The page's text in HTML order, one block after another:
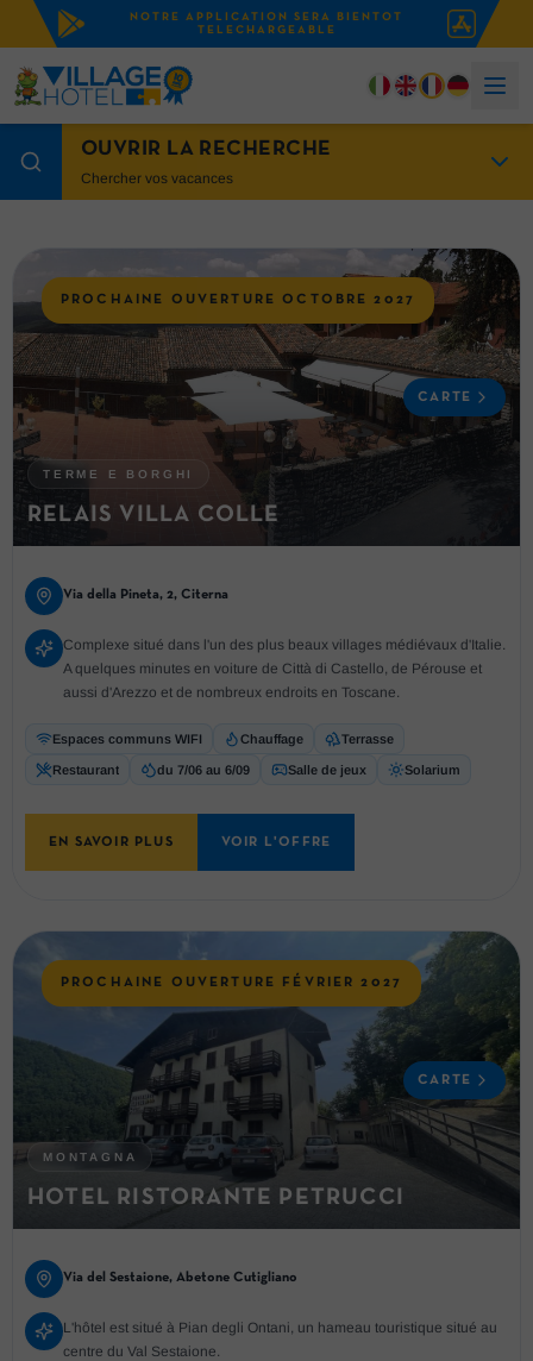
NOTRE APPLICATION SERA BIENTOT
TELECHARGEABLE
OUVRIR LA RECHERCHE
Chercher vos vacances
PROCHAINE OUVERTURE OCTOBRE 2027
TERME E BORGHI
RELAIS VILLA COLLE
CARTE
Via della Pineta, 2, Citerna
Complexe situé dans l'un des plus beaux villages médiévaux d'Italie.
A quelques minutes en voiture de Città di Castello, de Pérouse et
aussi d'Arezzo et de nombreux endroits en Toscane.
Espaces communs WIFI Chauffage Terrasse
Restaurant du 7/06 au 6/09 Salle de jeux Solarium
EN SAVOIR PLUS VOIR L'OFFRE
PROCHAINE OUVERTURE FÉVRIER 2027
MONTAGNA
HOTEL RISTORANTE PETRUCCI
CARTE
Via del Sestaione, Abetone Cutigliano
L'hôtel est situé à Pian degli Ontani, un hameau touristique situé au
centre du Val Sestaione.